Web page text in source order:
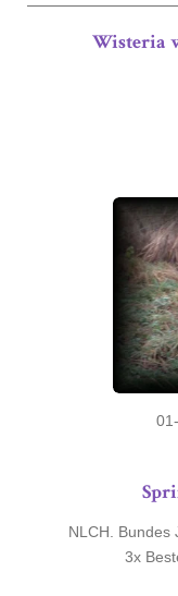
Wisteria
NLCH. Bundes
3x